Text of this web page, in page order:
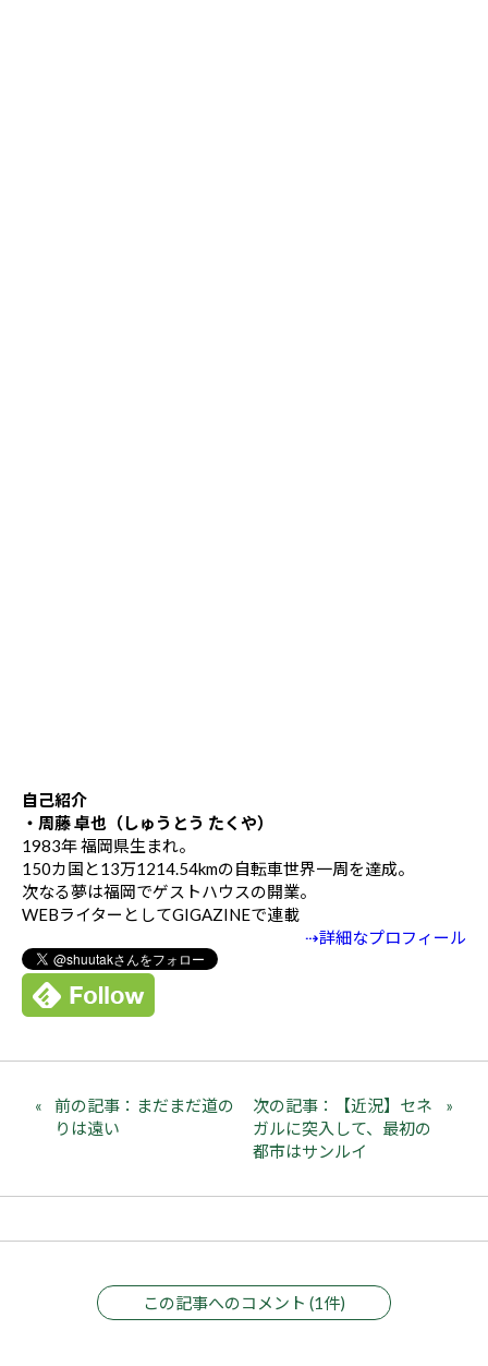
自己紹介
・周藤 卓也（しゅうとう たくや）
1983年 福岡県生まれ。
150カ国と13万1214.54kmの自転車世界一周を達成。
次なる夢は福岡でゲストハウスの開業。
WEBライターとしてGIGAZINEで連載
⇢詳細なプロフィール
前の記事：まだまだ道の
りは遠い
次の記事：【近況】セネ
ガルに突入して、最初の
都市はサンルイ
この記事へのコメント (1件)